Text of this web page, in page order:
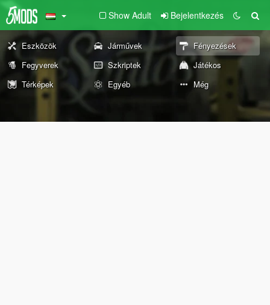
Show Adult Bejelentkezés
Eszközök Járművek
Fényezések
Fegyverek
Szkriptek
Játékos
Térképek
Egyéb Még